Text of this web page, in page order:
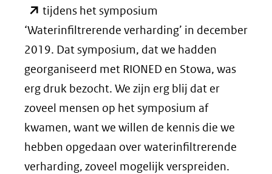
(verwijst
naar
een
andere
website)
nieuw
tijdens het symposium
‘Waterinfiltrerende verharding’ in december
2019. Dat symposium, dat we hadden
georganiseerd met RIONED en Stowa, was
erg druk bezocht. We zijn erg blij dat er
zoveel mensen op het symposium af
kwamen, want we willen de kennis die we
hebben opgedaan over waterinfiltrerende
verharding, zoveel mogelijk verspreiden.